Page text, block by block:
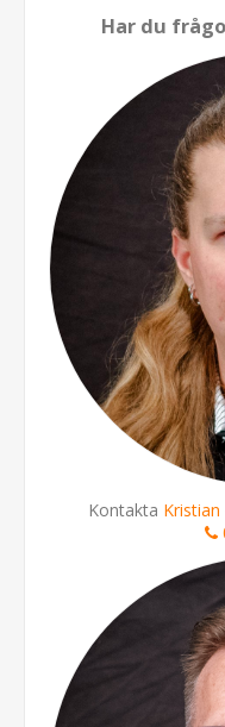
Har du
Kontakta Kristian